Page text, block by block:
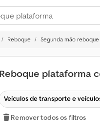
Reboque Segunda mão
Reboque plataforma
Veículos de transporte e
Remover todos os filtros